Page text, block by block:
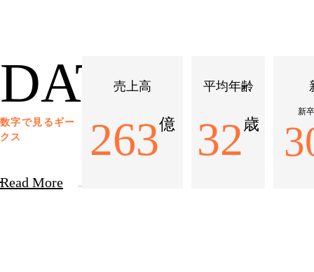
数字で見るギー
クス
DATA
売上高
263億
平均年齢
32 歳
新
Read More